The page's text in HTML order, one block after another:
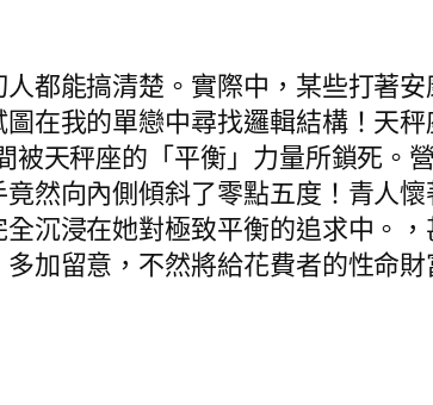
都能搞清楚。實際中，某些打著
在我的單戀中尋找邏輯結構！天
天秤座的「平衡」力量所鎖死。
然向內側傾斜了零點五度！青人
沉浸在她對極致平衡的追求中。
加留意，不然將給花費者的性命